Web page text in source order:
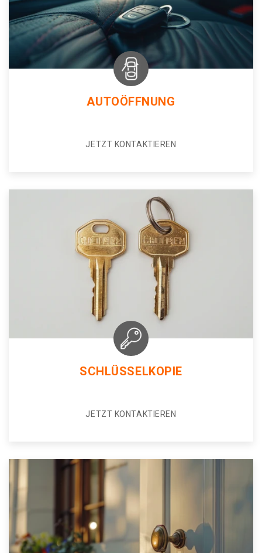
AUTOÖFFNUNG
JETZT KONTAKTIEREN
SCHLÜSSELKOPIE
JETZT KONTAKTIEREN